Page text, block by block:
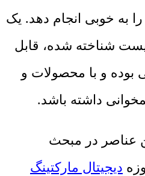
به خوبی انجام دهد. یک
شناخته شده، قابل
بوده و با محصولات و
داشته باشد.
عناصر در مبحث
دیجیتال مارکتینگ